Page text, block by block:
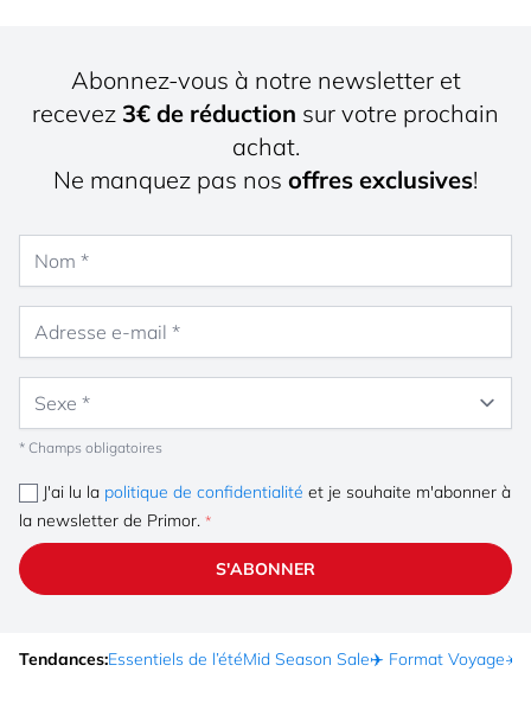
Abonnez-vous à notre newsletter et
recevez 3€ de réduction sur votre prochain
achat.
Ne manquez pas nos offres exclusives!
* Champs obligatoires
J'ai lu la politique de confidentialité et je souhaite m'abonner à
la newsletter de Primor.
S'ABONNER
Tendances:Essentiels de l’étéMid Season Sale✈️ Format Voyage☀️